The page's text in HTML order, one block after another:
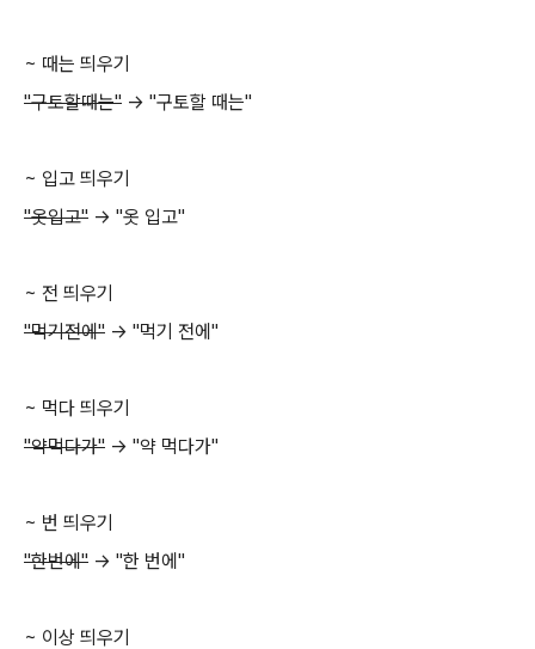
~ 때는 띄우기
"구토할때는" -> "구토할 때는"
~ 입고 띄우기
"옷입고" -> "옷 입고"
~ 전 띄우기
"먹기전에" -> "먹기 전에"
~ 먹다 띄우기
"약먹다가" -> "약 먹다가"
~ 번 띄우기
"한번에" -> "한 번에"
~ 이상 띄우기